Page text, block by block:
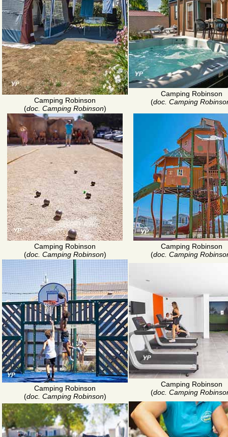
Camping Robinson
(doc. Camping Robinson)
Camping Robinson
(doc. Camping
Camping Robinson
(doc. Camping Robinson)
Camping Robinson
(doc. Camping
Camping Robinson
(doc. Camping Robinson)
Camping Robinson
(doc. Camping